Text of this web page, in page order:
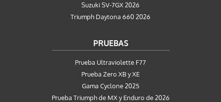
Suzuki SV-7GX 2026
Triumph Daytona 660 2026
PRUEBAS
Prueba Ultraviolette F77
Prueba Zero XB y XE
Gama Cyclone 2025
Prueba Triumph de MX y Enduro de 2026